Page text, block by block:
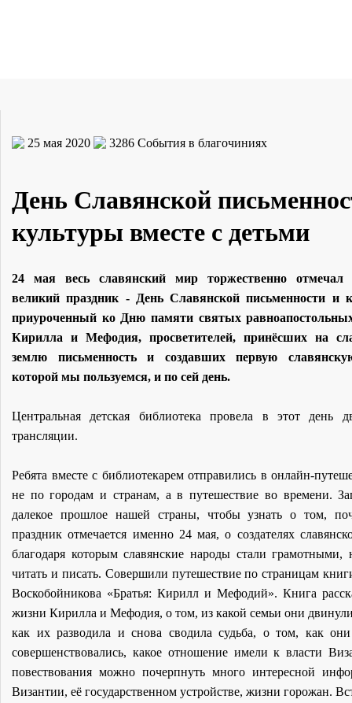
25 мая 2020 3286 События в благочиниях
День Славянской
культуры вместе с детьми
24 мая весь славянский мир торжественно отмечал
великий праздник - День Славянской письменности и
приуроченный ко Дню памяти святых
Кирилла и Мефодия, просветителей, принёсших на
землю письменность и создавших первую
которой мы пользуемся, и по сей день.
Центральная детская библиотека провела в этот день
трансляции.
Ребята вместе с библиотекарем отправились в онлайн-
не по городам и странам, а в путешествие во времени.
далекое прошлое нашей страны, чтобы узнать о том,
праздник отмечается именно 24 мая, о создателях
благодаря которым славянские народы стали грамотными,
читать и писать. Совершили путешествие по страницам
Воскобойникова «Братья: Кирилл и Мефодий». Книга
жизни Кирилла и Мефодия, о том, из какой семьи они
как их разводила и снова сводила судьба, о том, как
совершенствовались, какое отношение имели к власти
повествования можно почерпнуть много интересной
Византии, её государственном устройстве, жизни горожан.